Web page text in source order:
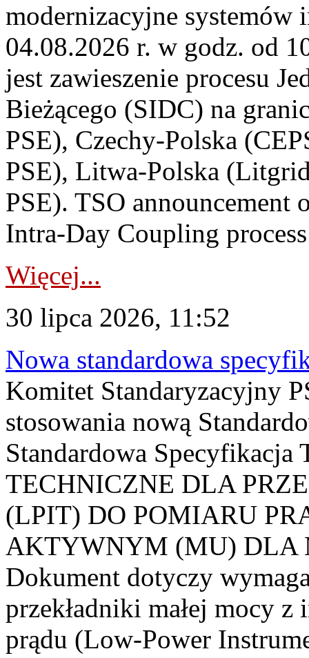
modernizacyjne
04.08.2026 r. w godz. od
jest zawieszenie procesu
Bieżącego (SIDC) na
PSE), Czechy-Polska
PSE), Litwa-Polska
PSE). TSO announcement
Intra-Day Coupling
Więcej...
30 lipca 2026, 11:52
Nowa standardowa
Komitet Standaryzacyjny
stosowania nową
Standardowa
TECHNICZNE DLA
(LPIT) DO POMIARU
AKTYWNYM (MU) DLA
Dokument dotyczy
przekładniki małej mocy
prądu (Low-Power